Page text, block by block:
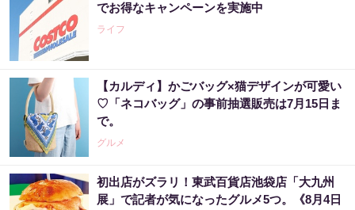
でお得なキャンペーンを実施中
ライフ
【カルディ】かごバッグ×猫デザインが可愛い
♡「ネコバッグ」の事前抽選販売は7月15日ま
で。
グルメ
初出店がズラリ！東武百貨店池袋店「大九州
展」で記者が気になったグルメ5つ。《8月4日